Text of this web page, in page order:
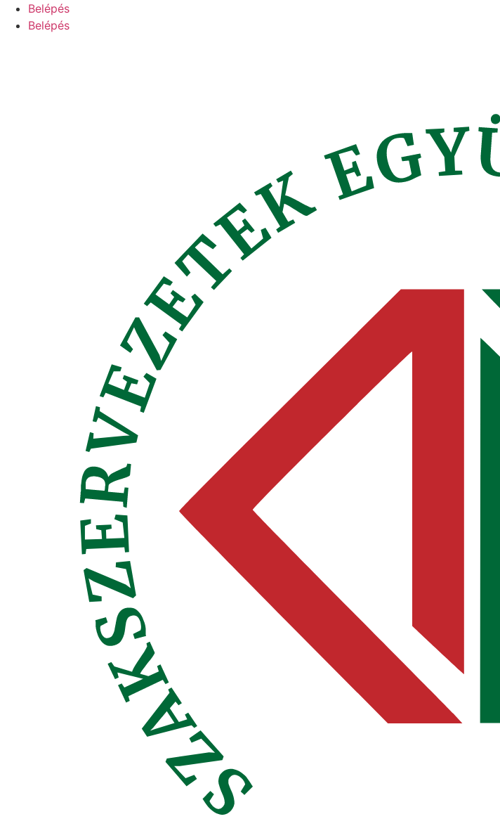
UgrásBelépés
Belépés